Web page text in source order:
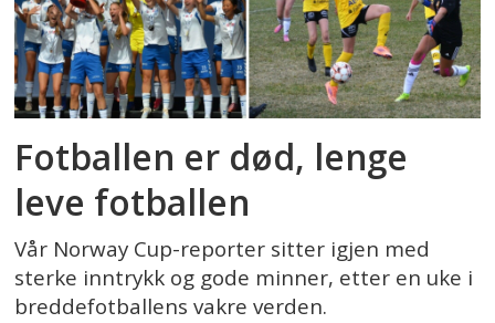
Fotballen er død, lenge
leve fotballen
Vår Norway Cup-reporter sitter igjen med
sterke inntrykk og gode minner, etter en uke i
breddefotballens vakre verden.